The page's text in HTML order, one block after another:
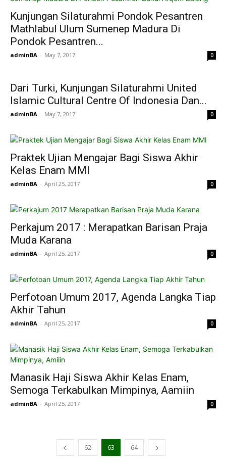
Kunjungan Silaturahmi Pondok Pesantren
Mathlabul Ulum Sumenep Madura Di
Pondok Pesantren...
adminBA - May 7, 2017 0
Dari Turki, Kunjungan Silaturahmi United
Islamic Cultural Centre Of Indonesia Dan...
adminBA - May 7, 2017 0
Praktek Ujian Mengajar Bagi Siswa Akhir
Kelas Enam MMI
adminBA - April 25, 2017 0
Perkajum 2017 : Merapatkan Barisan Praja
Muda Karana
adminBA - April 25, 2017 0
Perfotoan Umum 2017, Agenda Langka Tiap
Akhir Tahun
adminBA - April 25, 2017 0
Manasik Haji Siswa Akhir Kelas Enam,
Semoga Terkabulkan Mimpinya, Aamiin
adminBA - April 25, 2017 0
62 63 64